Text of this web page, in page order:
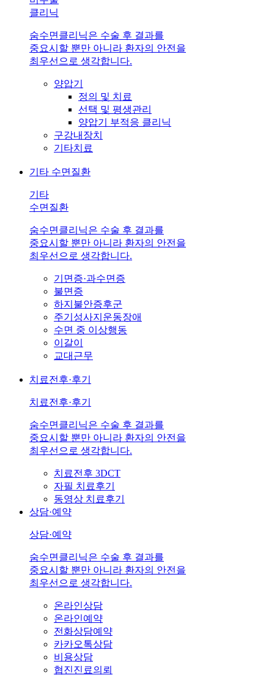
클리닉
숨수면클리닉은 수술 후 결과를
중요시할 뿐만 아니라 환자의 안전을
최우선으로 생각합니다.
양압기
정의 및 치료
선택 및 평생관리
양압기 부적응 클리닉
구강내장치
기타치료
기타 수면질환
기타
수면질환
숨수면클리닉은 수술 후 결과를
중요시할 뿐만 아니라 환자의 안전을
최우선으로 생각합니다.
기면증·과수면증
불면증
하지불안증후군
주기성사지운동장애
수면 중 이상행동
이갈이
교대근무
치료전후·후기
치료전후·후기
숨수면클리닉은 수술 후 결과를
중요시할 뿐만 아니라 환자의 안전을
최우선으로 생각합니다.
치료전후 3DCT
자필 치료후기
동영상 치료후기
상담·예약
상담·예약
숨수면클리닉은 수술 후 결과를
중요시할 뿐만 아니라 환자의 안전을
최우선으로 생각합니다.
온라인상담
온라인예약
전화상담예약
카카오톡상담
비용상담
협진진료의뢰